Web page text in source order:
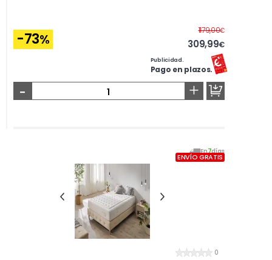
-73%
1179,00€Antes
309,99€
Publicidad.
Pago en plazos.
- +
En7días
ENVÍO GRATIS
0